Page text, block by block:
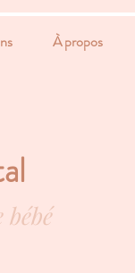
À propos